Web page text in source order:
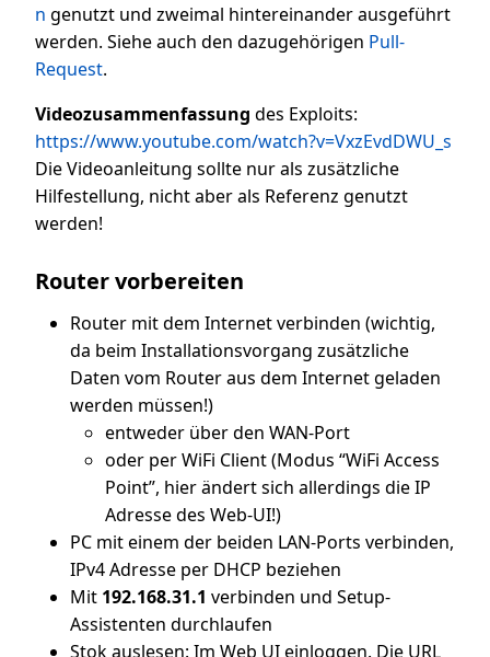
n genutzt und zweimal hintereinander ausgeführt
werden. Siehe auch den dazugehörigen Pull-
Request.
Videozusammenfassung des Exploits:
https://www.youtube.com/watch?v=VxzEvdDWU_s
Die Videoanleitung sollte nur als zusätzliche
Hilfestellung, nicht aber als Referenz genutzt
werden!
Router vorbereiten
Router mit dem Internet verbinden (wichtig,
da beim Installationsvorgang zusätzliche
Daten vom Router aus dem Internet geladen
werden müssen!)
entweder über den WAN-Port
oder per WiFi Client (Modus “WiFi Access
Point”, hier ändert sich allerdings die IP
Adresse des Web-UI!)
PC mit einem der beiden LAN-Ports verbinden,
IPv4 Adresse per DHCP beziehen
Mit 192.168.31.1 verbinden und Setup-
Assistenten durchlaufen
Stok auslesen: Im Web UI einloggen. Die URL